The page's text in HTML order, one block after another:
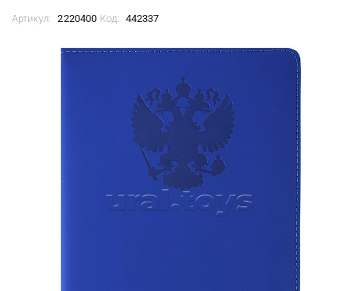
Артикул: 2220400 Код: 442337